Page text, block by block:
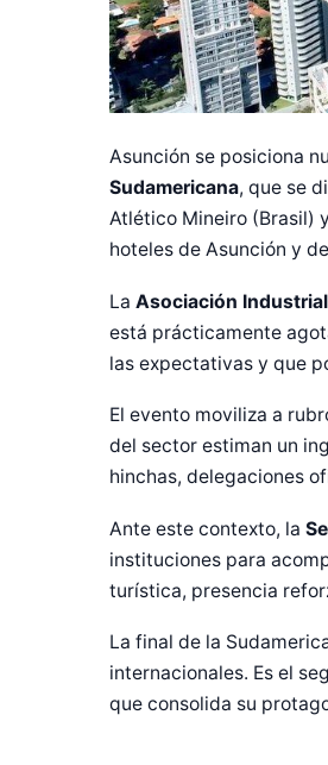
Asunción se posiciona
Sudamericana, que se
Atlético Mineiro (Brasil)
hoteles de Asunción y
La Asociación
está prácticamente
las expectativas y que
El evento moviliza a
del sector estiman un
hinchas, delegaciones
Ante este contexto, la
instituciones para
turística, presencia
La final de la
internacionales. Es el
que consolida su